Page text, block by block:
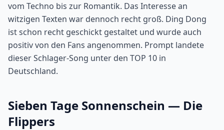
vom Techno bis zur Romantik. Das Interesse an
witzigen Texten war dennoch recht groß. Ding Dong
ist schon recht geschickt gestaltet und wurde auch
positiv von den Fans angenommen. Prompt landete
dieser Schlager-Song unter den TOP 10 in
Deutschland.
Sieben Tage Sonnenschein — Die
Flippers